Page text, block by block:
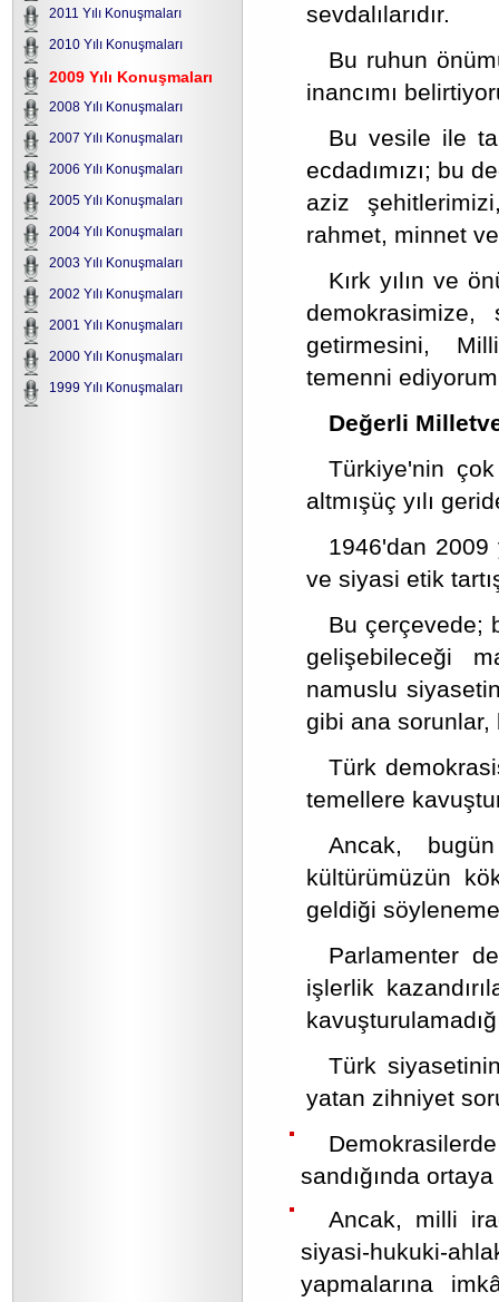
2011 Yılı Konuşmaları
2010 Yılı Konuşmaları
2009 Yılı Konuşmaları
2008 Yılı Konuşmaları
2007 Yılı Konuşmaları
2006 Yılı Konuşmaları
2005 Yılı Konuşmaları
2004 Yılı Konuşmaları
2003 Yılı Konuşmaları
2002 Yılı Konuşmaları
2001 Yılı Konuşmaları
2000 Yılı Konuşmaları
1999 Yılı Konuşmaları
sevdalılarıdır.
Bu ruhun
inancımı
Bu vesile ile
ecdadımızı; bu
aziz
rahmet, minnet
Kırk yılın ve
getirmesini,
temenni
Değerli
Türkiye'nin
altmışüç yılı
1946'dan 2009
ve siyasi etik
Bu çerçevede;
gelişebileceği
namuslu
gibi ana sorunlar,
Türk
temellere
Ancak,
kültürümüzün
geldiği
Parlamenter
işlerlik
Türk
yatan zihniyet
sandığında
Ancak, milli
siyasi-hukuki-
yapmalarına